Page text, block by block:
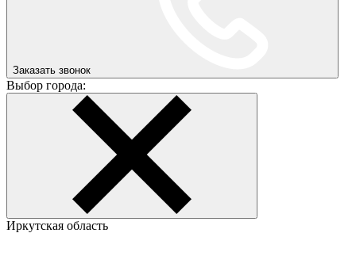
Заказать звонок
Выбор города:
Иркутская область